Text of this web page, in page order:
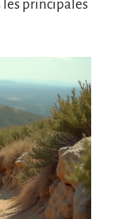
les principales